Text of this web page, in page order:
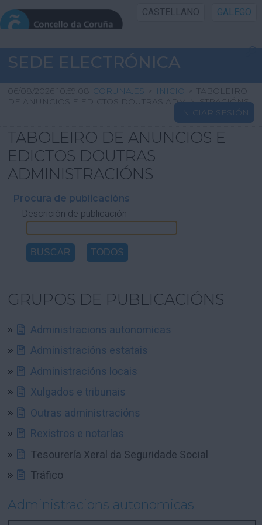
CASTELLANO GALEGO
INICIO SEDE
INICIO
INFORMACIÓN PÚBLICA
CARTAFOL CIDADÁN
UTILIDADES
AXUDA
SEDE ELECTRÓNICA
06/08/2026 10:59:08 CORUNA.ES > INICIO > TABOLEIRO
DE ANUNCIOS E EDICTOS DOUTRAS ADMINISTRACIÓNS
INICIAR SESIÓN
TABOLEIRO DE ANUNCIOS E
EDICTOS DOUTRAS
ADMINISTRACIÓNS
Procura de publicacións
Descrición de publicación
GRUPOS DE PUBLICACIÓNS
Administracions autonomicas
Administracións estatais
Administracións locais
Xulgados e tribunais
Outras administracións
Rexistros e notarías
Tesourería Xeral da Seguridade Social
Tráfico
Administracions autonomicas